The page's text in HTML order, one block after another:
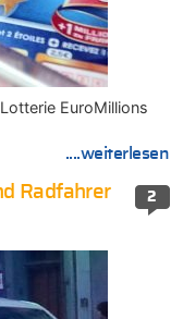
EuroMillions
....weiterlesen
2
Radfahrer